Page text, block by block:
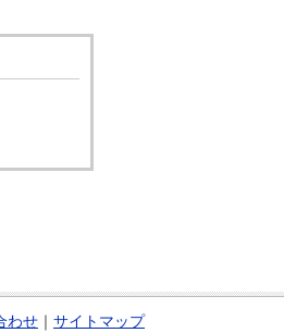
わせ ｜ サイトマップ